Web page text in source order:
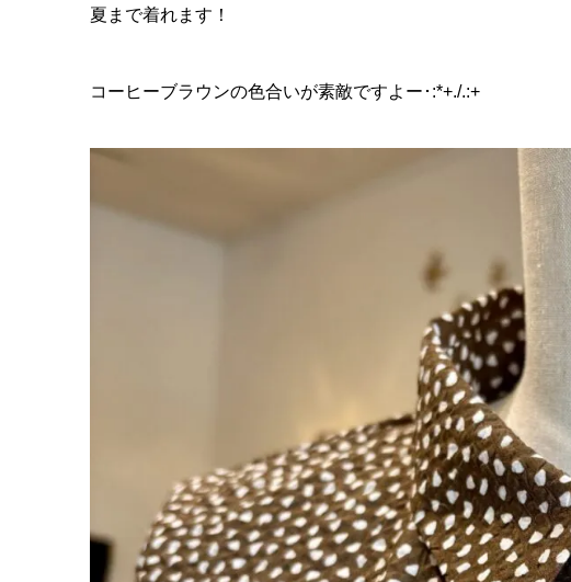
夏まで着れます！
コーヒーブラウンの色合いが素敵ですよー･:*+./.:+